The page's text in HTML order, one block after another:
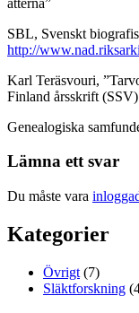
SBL, Svenskt
http://
Karl Teräsvouri,
Finland årsskrift
Genealogiska
Lämna ett svar
Du måste vara
Kategorier
Övrigt (7)
Släktforskning